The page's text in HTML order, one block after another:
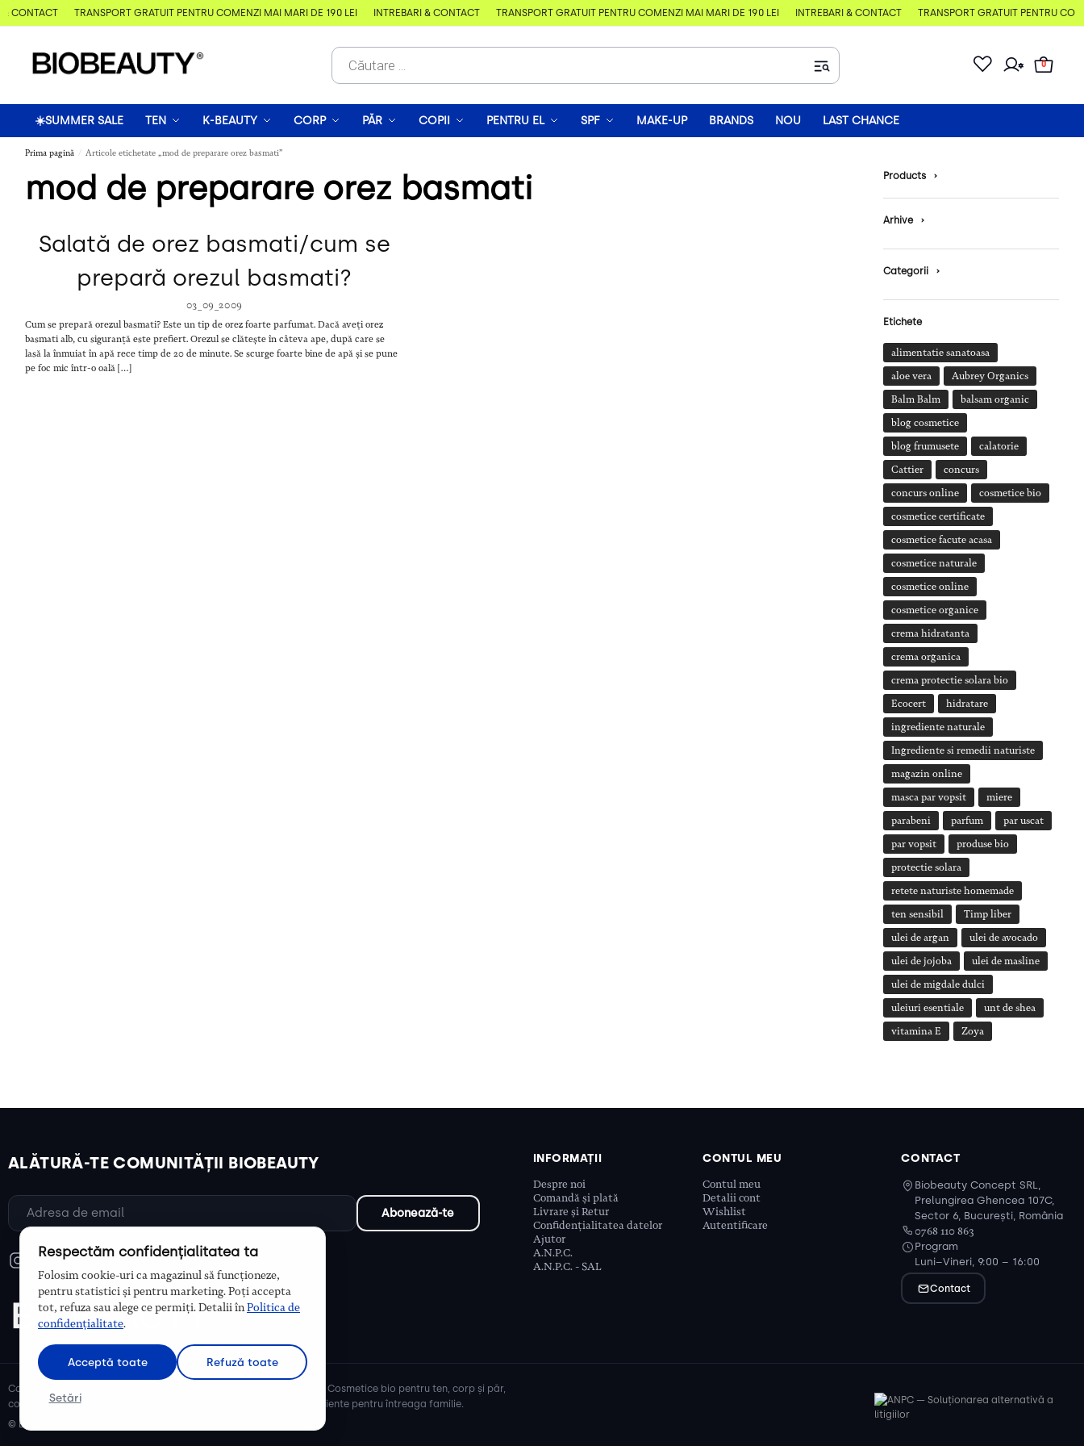
CONTACT TRANSPORT GRATUIT PENTRU COMENZI MAI MARI DE 190 LEI ÎNTREBĂRI & CONTACT TRANSPORT GRATUIT PENTRU COMENZI MAI MARI DE 190 LEI ÎNTREBĂRI & CONTACT TRANSPORT GRATUIT PENTRU
0
☀️SUMMER SALE TEN K-BEAUTY CORP PĂR COPII PENTRU EL SPF MAKE-UP BRANDS NOU LAST CHANCE
Prima pagină / Articole etichetate „mod de preparare orez basmati”
mod de preparare orez basmati
Salată de orez basmati/cum se
prepară orezul basmati?
03_09_2009
Cum se prepară orezul basmati? Este un tip de orez foarte parfumat. Dacă aveți orez
basmati alb, cu siguranță este prefiert. Orezul se clătește în câteva ape, după care se
lasă la înmuiat în apă rece timp de 20 de minute. Se scurge foarte bine de apă și se pune
pe foc mic într-o oală […]
Products ›
Arhive ›
Categorii ›
Etichete
alimentatie sanatoasa
aloe vera Aubrey Organics
Balm Balm balsam organic
blog cosmetice
blog frumusete calatorie
Cattier concurs
concurs online cosmetice bio
cosmetice certificate
cosmetice facute acasa
cosmetice naturale
cosmetice online
cosmetice organice
crema hidratanta
crema organica
crema protectie solara bio
Ecocert hidratare
ingrediente naturale
Ingrediente si remedii naturiste
magazin online
masca par vopsit miere
parabeni parfum par uscat
par vopsit produse bio
protectie solara
retete naturiste homemade
ten sensibil Timp liber
ulei de argan ulei de avocado
ulei de jojoba ulei de masline
ulei de migdale dulci
uleiuri esentiale unt de shea
vitamina E Zoya
ALĂTURĂ-TE COMUNITĂȚII BIOBEAUTY INFORMAȚII
Despre noi
Comandă și plată
Livrare și Retur
Confidențialitatea datelor
Ajutor
A.N.P.C.
A.N.P.C. - SAL
CONTUL MEU
Contul meu
Detalii cont
Wishlist
Autentificare
CONTACT
Biobeauty Concept SRL,
Prelungirea Ghencea 107C,
Sector 6, București, România
0768 110 863
Program
Luni–Vineri, 9:00 – 16:00
Contact
Cosmetice bio și naturale, ulei de argan, ulei de cocos, unt de shea. Cosmetice bio pentru ten, corp și păr,
cosmetice naturale pentru mămici și copii, cosmetice organice eficiente pentru întreaga familie.
© Biobeauty 2026. Toate drepturile rezervate.
Respectăm confidențialitatea ta
Folosim cookie-uri ca magazinul să funcționeze,
pentru statistici și pentru marketing. Poți accepta
tot, refuza sau alege ce permiți. Detalii înPolitica de
confidențialitate.
Acceptă toate Refuză toate
Setări